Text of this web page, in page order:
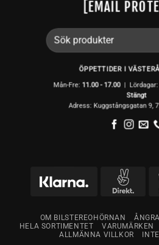
[EMAIL
Sök
efter:
ÖPPETTIDER I
Mån-Fre: 11.00 - 17.00|
Stängt
Adress: Kuggstångsgatan 9,
OM BILSTEREOHÖRNAN
HELA SORTIMENTET
VARUMÄRKEN
ALLMÄNNA VILLKOR